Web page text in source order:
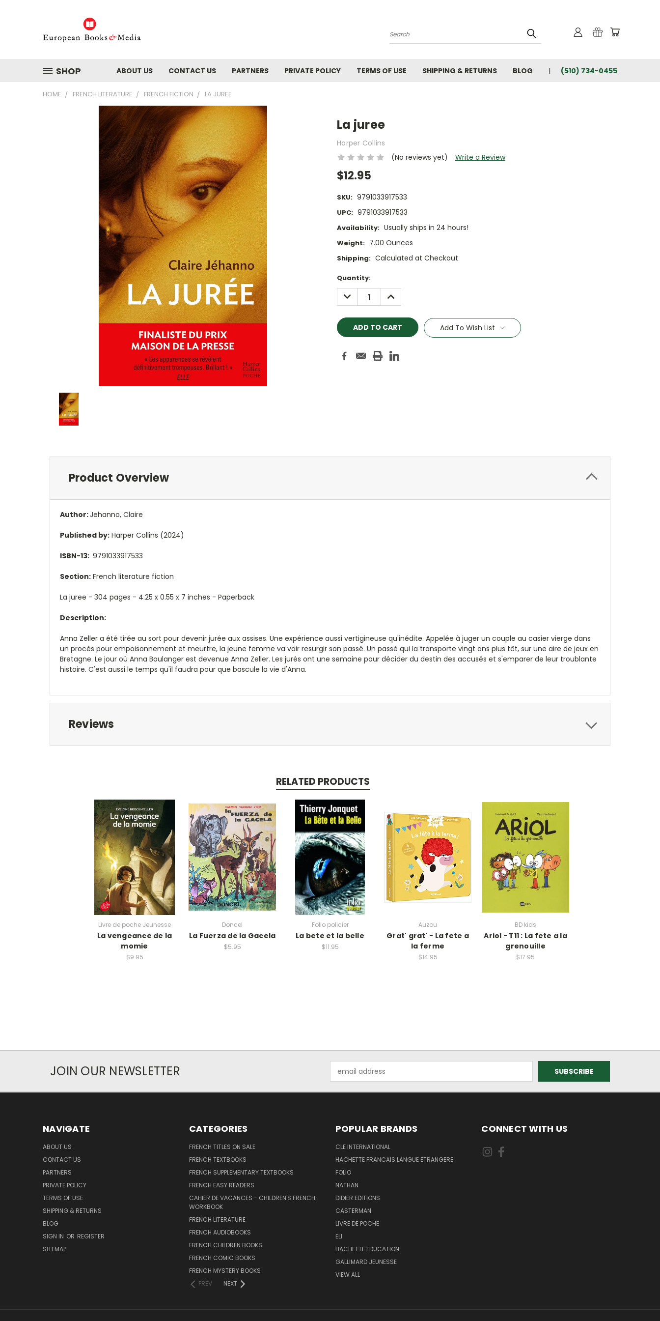
Search
SHOP ABOUT US CONTACT US PARTNERS PRIVATE POLICY TERMS OF USE SHIPPING & RETURNS BLOG (510) 734-0455
HOME FRENCH LITERATURE FRENCH FICTION LA JUREE
La juree
Harper Collins
(No reviews yet)
Write a Review
$12.95
SKU: 9791033917533
UPC: 9791033917533
Availability: Usually ships in 24 hours!
Weight: 7.00 Ounces
Shipping: Calculated at Checkout
Current
Stock:
Quantity:
DECREASE
QUANTITY:
INCREASE
QUANTITY:
Add To Wish List
Product Overview
Author:Jehanno, Claire
Published by: Harper Collins (2024)
ISBN-13: 9791033917533
Section: French literature fiction
La juree - 304 pages - 4.25 x 0.55 x 7 inches - Paperback
Description:
Anna Zeller a été tirée au sort pour devenir jurée aux assises. Une expérience aussi vertigineuse qu'inédite. Appelée à juger un couple au casier vierge dans
un procès pour empoisonnement et meurtre, la jeune femme va voir resurgir son passé. Un passé qui la transporte vingt ans plus tôt, sur une aire de jeux en
Bretagne. Le jour où Anna Boulanger est devenue Anna Zeller. Les jurés ont une semaine pour décider du destin des accusés et s'emparer de leur troublante
histoire. C'est aussi le temps qu'il faudra pour que bascule la vie d'Anna.
Reviews
RELATED PRODUCTS
Livre de poche Jeunesse
La vengeance de la
momie
$9.95
Doncel
La Fuerza de la Gacela
$5.95
Folio policier
La bete et la belle
$11.95
Auzou
Grat' grat' - La fete a
la ferme
$14.95
BD kids
Ariol - T11 : La fete a la
grenouille
$17.95
JOIN OUR NEWSLETTER
Address
NAVIGATE
ABOUT US
CONTACT US
PARTNERS
PRIVATE POLICY
TERMS OF USE
SHIPPING & RETURNS
BLOG
SIGN IN OR REGISTER
SITEMAP
CATEGORIES
FRENCH TITLES ON SALE
FRENCH TEXTBOOKS
FRENCH SUPPLEMENTARY TEXTBOOKS
FRENCH EASY READERS
CAHIER DE VACANCES - CHILDREN'S FRENCH
WORKBOOK
FRENCH LITERATURE
FRENCH AUDIOBOOKS
FRENCH CHILDREN BOOKS
FRENCH COMIC BOOKS
FRENCH MYSTERY BOOKS
PREV
NEXT
POPULAR BRANDS
CLE INTERNATIONAL
HACHETTE FRANCAIS LANGUE ETRANGERE
FOLIO
NATHAN
DIDIER EDITIONS
CASTERMAN
LIVRE DE POCHE
ELI
HACHETTE EDUCATION
GALLIMARD JEUNESSE
VIEW ALL
CONNECT WITH US